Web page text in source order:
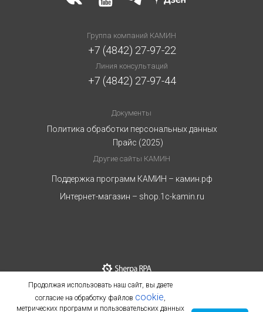
Продолжая использовать наш сайт, вы даете
согласие на обработку файлов cookie,
метрических программ и пользовательских данных
Поддержка программ КАМИН – камин.рф
Интернет-магазин – shop.1c-kamin.ru
Группа компаний КАМИН
+7 (4842) 27-97-22
Линия консультаций
+7 (4842) 27-97-44
Другие сайты КАМИН
Документы
Политика обработки персональных данных
Прайс (2025)